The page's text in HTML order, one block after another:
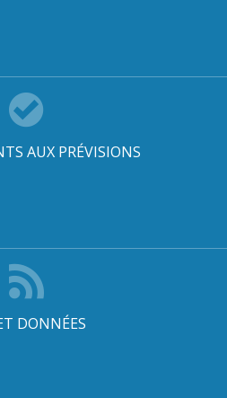
AUX PRÉVISIONS
DONNÉES